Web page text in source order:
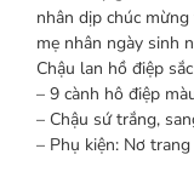
nhân dịp chúc
mẹ nhân ngày sinh
Chậu lan hồ điệp
– 9 cành hô điệp
– Chậu sứ trắng,
– Phụ kiện: Nơ